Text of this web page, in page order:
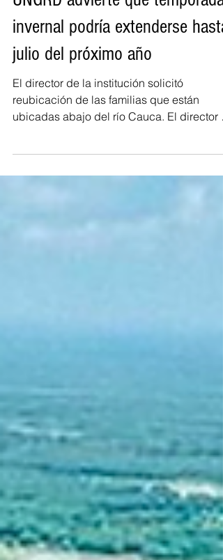
1 dic 2022
3 min de lectura
Regionales
UNGRD advierte que temporada
invernal podría extenderse hasta
julio del próximo año
El director de la institución solicitó
reubicación de las familias que están